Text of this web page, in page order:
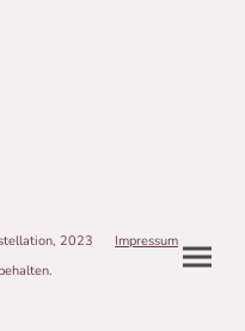
2023 Impressum